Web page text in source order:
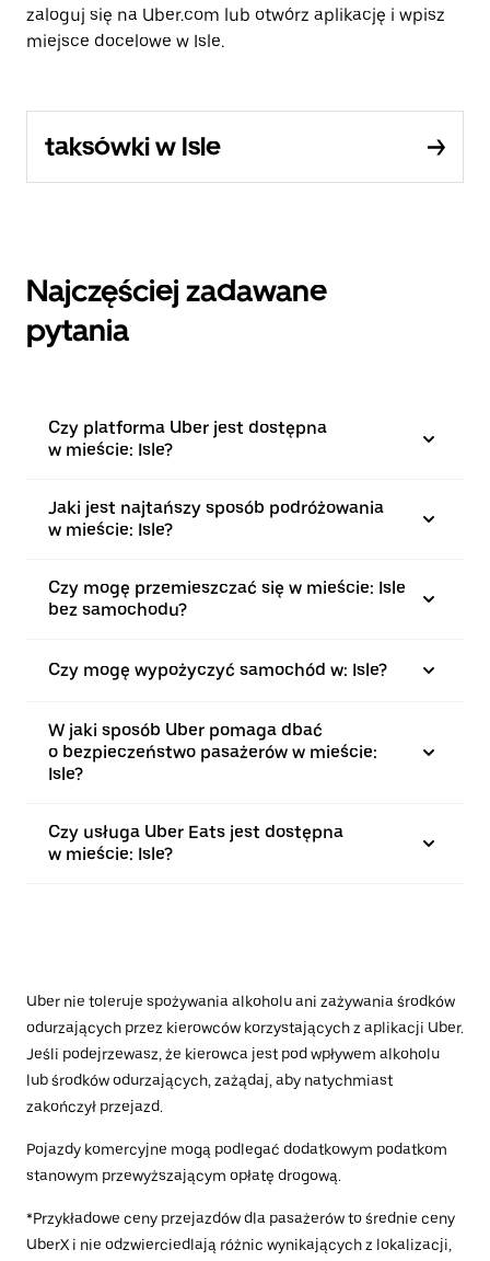
zaloguj się na Uber.com lub otwórz aplikację i wpisz
miejsce docelowe w Isle.
taksówki w Isle
Najczęściej zadawane
pytania
Czy platforma Uber jest dostępna
w mieście: Isle?
Jaki jest najtańszy sposób podróżowania
w mieście: Isle?
Czy mogę przemieszczać się w mieście: Isle
bez samochodu?
Czy mogę wypożyczyć samochód w: Isle?
W jaki sposób Uber pomaga dbać
o bezpieczeństwo pasażerów w mieście:
Isle?
Czy usługa Uber Eats jest dostępna
w mieście: Isle?
Uber nie toleruje spożywania alkoholu ani zażywania środków
odurzających przez kierowców korzystających z aplikacji Uber.
Jeśli podejrzewasz, że kierowca jest pod wpływem alkoholu
lub środków odurzających, zażądaj, aby natychmiast
zakończył przejazd.
Pojazdy komercyjne mogą podlegać dodatkowym podatkom
stanowym przewyższającym opłatę drogową.
*Przykładowe ceny przejazdów dla pasażerów to średnie ceny
UberX i nie odzwierciedlają różnic wynikających z lokalizacji,